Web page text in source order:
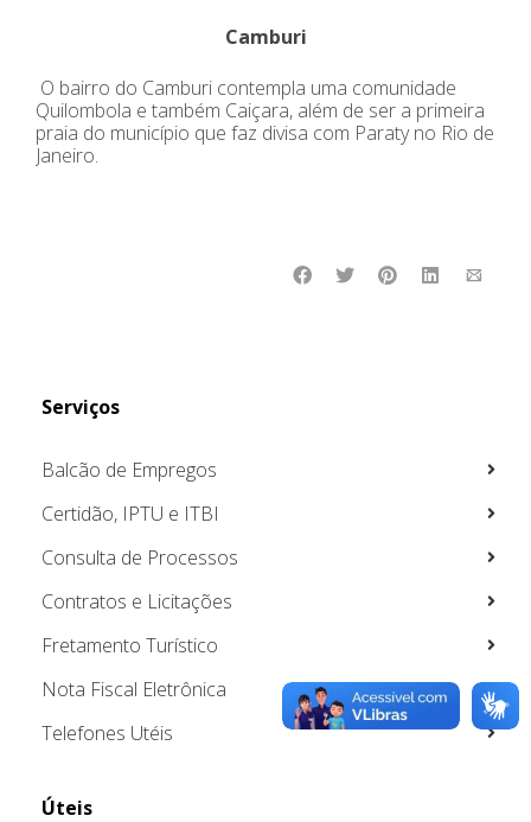
Camburi
O bairro do Camburi contempla uma comunidade
Quilombola e também Caiçara, além de ser a primeira
praia do município que faz divisa com Paraty no Rio de
Janeiro.
Serviços
Balcão de Empregos
Certidão, IPTU e ITBI
Consulta de Processos
Contratos e Licitações
Fretamento Turístico
Nota Fiscal Eletrônica
Telefones Utéis
Úteis